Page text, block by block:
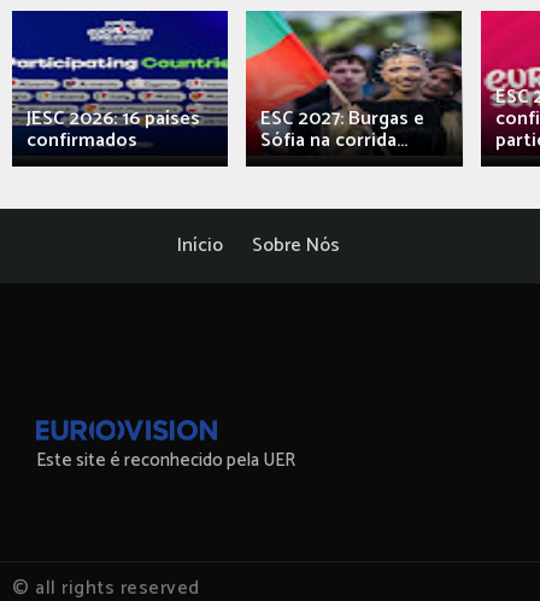
JESC 2026: 16 países
confirmados
ESC 2027: Burgas e
Sófia na corrida...
ESC
Início Sobre Nós
Este site é reconhecido pela UER
© all rights reserved